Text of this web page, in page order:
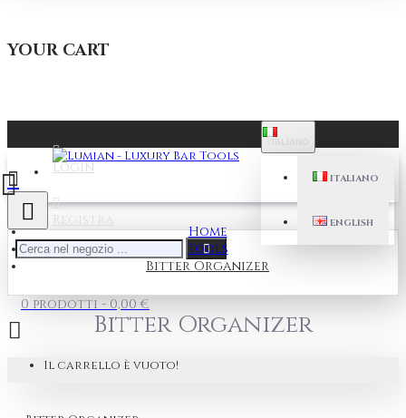
YOUR CART
Login
Registra
ITALIANO
ENGLISH
0 prodotti - 0,00 €
Il carrello è vuoto!
Home
Tools
Bitter Organizer
Bitter Organizer